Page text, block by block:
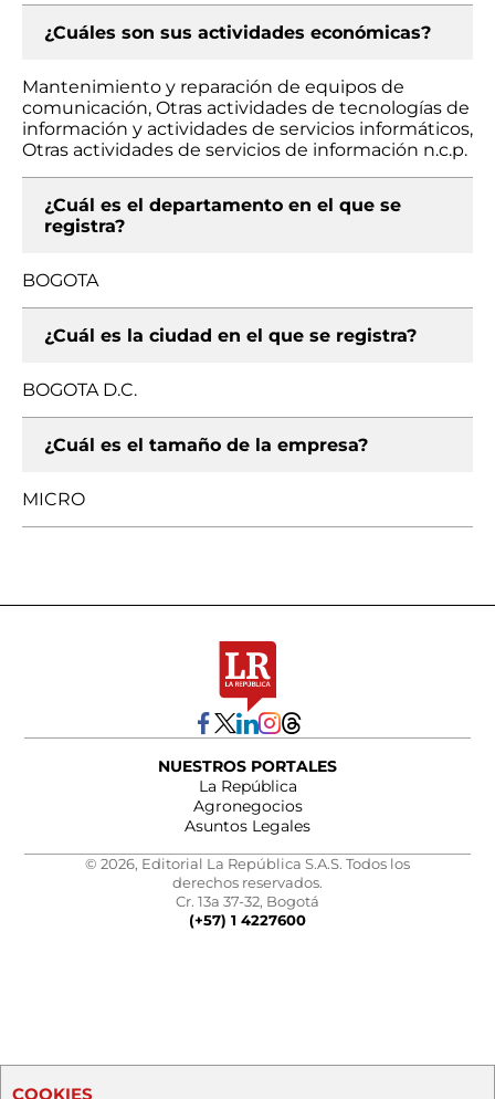
¿Cuáles son sus actividades económicas?
Mantenimiento y reparación de equipos de
comunicación, Otras actividades de tecnologías de
información y actividades de servicios informáticos,
Otras actividades de servicios de información n.c.p.
¿Cuál es el departamento en el que se
registra?
BOGOTA
¿Cuál es la ciudad en el que se registra?
BOGOTA D.C.
¿Cuál es el tamaño de la empresa?
MICRO
NUESTROS PORTALES
La República
Agronegocios
Asuntos Legales
© 2026, Editorial La República S.A.S. Todos los
derechos reservados.
Cr. 13a 37-32, Bogotá
(+57) 1 4227600
COOKIES